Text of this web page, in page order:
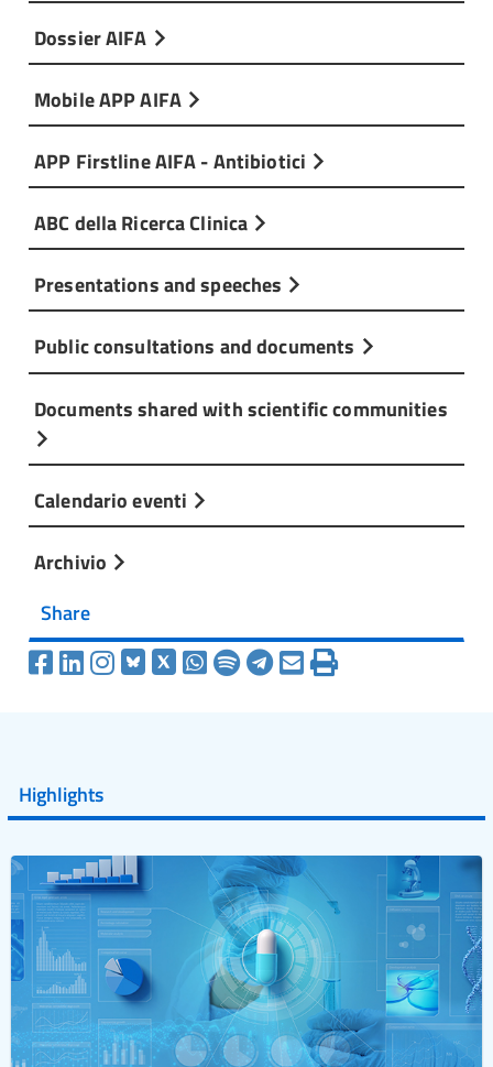
Dossier AIFA
Mobile APP AIFA
APP Firstline AIFA - Antibiotici
ABC della Ricerca Clinica
Presentations and speeches
Public consultations and documents
Documents shared with scientific communities
Calendario eventi
Archivio
Share
Highlights